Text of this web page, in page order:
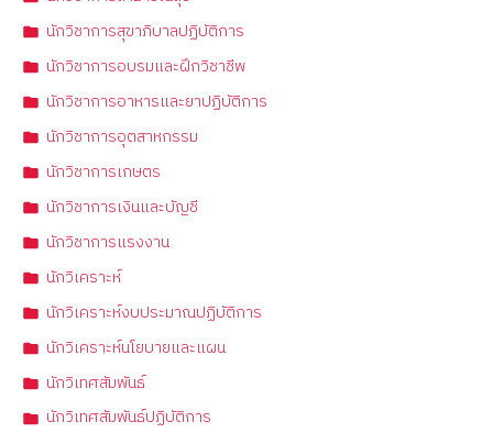
นักวิชาการสุขาภิบาลปฏิบัติการ
นักวิชาการอบรมและฝึกวิชาชีพ
นักวิชาการอาหารและยาปฏิบัติการ
นักวิชาการอุตสาหกรรม
นักวิชาการเกษตร
นักวิชาการเงินและบัญชี
นักวิชาการแรงงาน
นักวิเคราะห์
นักวิเคราะห์งบประมาณปฏิบัติการ
นักวิเคราะห์นโยบายและแผน
นักวิเทศสัมพันธ์
นักวิเทศสัมพันธ์ปฏิบัติการ